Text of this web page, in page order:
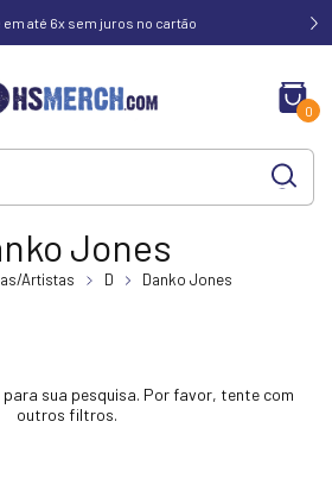
em até 6x sem juros no cartão
0
Jones
Artistas D Danko Jones
sua pesquisa. Por favor, tente com
outros filtros.